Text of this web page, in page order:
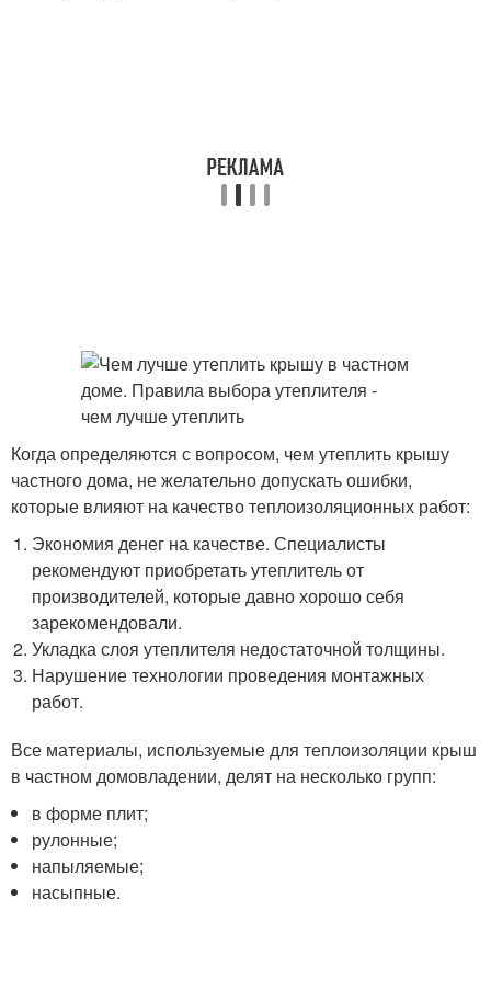
Когда определяются с вопросом, чем утеплить крышу
частного дома, не желательно допускать ошибки,
которые влияют на качество теплоизоляционных работ:
Экономия денег на качестве. Специалисты
рекомендуют приобретать утеплитель от
производителей, которые давно хорошо себя
зарекомендовали.
Укладка слоя утеплителя недостаточной толщины.
Нарушение технологии проведения монтажных
работ.
Все материалы, используемые для теплоизоляции крыш
в частном домовладении, делят на несколько групп:
в форме плит;
рулонные;
напыляемые;
насыпные.